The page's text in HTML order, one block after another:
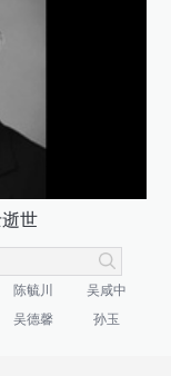
世
陈毓川
吴咸中
吴德馨 孙玉